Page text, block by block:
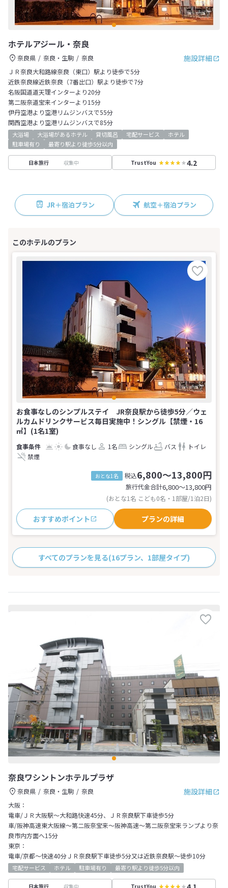
ホテルアジール・奈良
施設詳細
奈良県 奈良・生駒
奈良
ＪＲ奈良大和路線奈良（東口）駅より徒歩で5分
近鉄奈良線近鉄奈良（7番出口）駅より徒歩で7分
名阪国道道天理インターより20分
第二阪奈道宝来インターより15分
伊丹空港より空港リムジンバスで55分
関西空港より空港リムジンバスで85分
大浴場 大浴場があるホテル 貸切風呂 宅配サービス
ホテル
駐車場有り
最寄り駅より徒歩5分以内
日本旅行 収集中 TrustYou 4.2
JR＋宿泊プラン 航空＋宿泊プラン
お食事なしのシンプルステイ JR奈良駅から徒歩5分／ウェ
ルカムドリンクサービス毎日実施中！シングル【禁煙・16
㎡】(1名1室)
食事なし 1名 シングル バス
トイレ
禁煙
おとな1名 税込6,800～13,800円
旅行代金合計6,800〜13,800円
(おとな1名 こども0名・1部屋/1泊2日)
おすすめポイント プランの詳細
すべてのプランを見る(16プラン、1部屋タイプ)
奈良ワシントンホテルプラザ
施設詳細
奈良県 奈良・生駒
奈良
大阪：
電車/ＪＲ大阪駅～大和路快速45分、ＪＲ奈良駅下車徒歩5分
車/阪神高速東大阪線～第二阪奈宝来～阪神高速～第二阪奈宝来ランプより奈
良市内方面へ15分
東京：
電車/京都～快速40分ＪＲ奈良駅下車徒歩5分又は近鉄奈良駅～徒歩10分
宅配サービス ホテル 駐車場有り 最寄り駅より徒歩5分以内
日本旅行 収集中 TrustYou